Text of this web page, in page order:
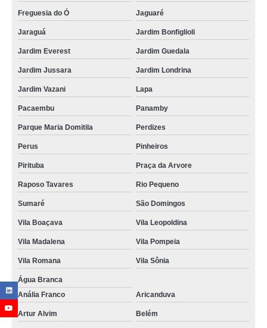
Freguesia do Ó Jaguaré
Jaraguá Jardim Bonfiglioli
Jardim Everest Jardim Guedala
Jardim Jussara Jardim Londrina
Jardim Vazani Lapa
Pacaembu Panamby
Parque Maria Domitila Perdizes
Perus Pinheiros
Pirituba Praça da Arvore
Raposo Tavares Rio Pequeno
Sumaré São Domingos
Vila Boaçava Vila Leopoldina
Vila Madalena Vila Pompeia
Vila Romana Vila Sônia
Água Branca
Anália Franco
Aricanduva
Artur Alvim Belém